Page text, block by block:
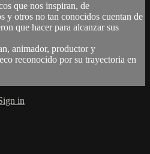
que nos inspiran, de
y otros no tan conocidos cuentan de
que hacer para alcanzar sus
animador, productor y
reconocido por su trayectoria en
in